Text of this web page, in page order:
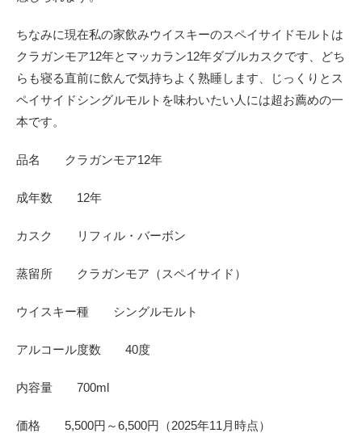
ちなみに現在私の家飲みウイスキーのスペイサイドモルトは
クラガンモア12年とマッカラン12年ダブルカスクです、どち
らも寝る直前に飲んで気持ちよく熟睡します、じっくりとス
ペイサイドシングルモルトを味わいたい人には超お薦めの一
本です。
品名 クラガンモア12年
成年数 12年
カスク リフィル・バーボン
蒸留所 クラガンモア（スペイサイド）
ウイスキー種 シングルモルト
アルコール度数 40度
内容量 700ml
価格 5,500円～6,500円（2025年11月時点）